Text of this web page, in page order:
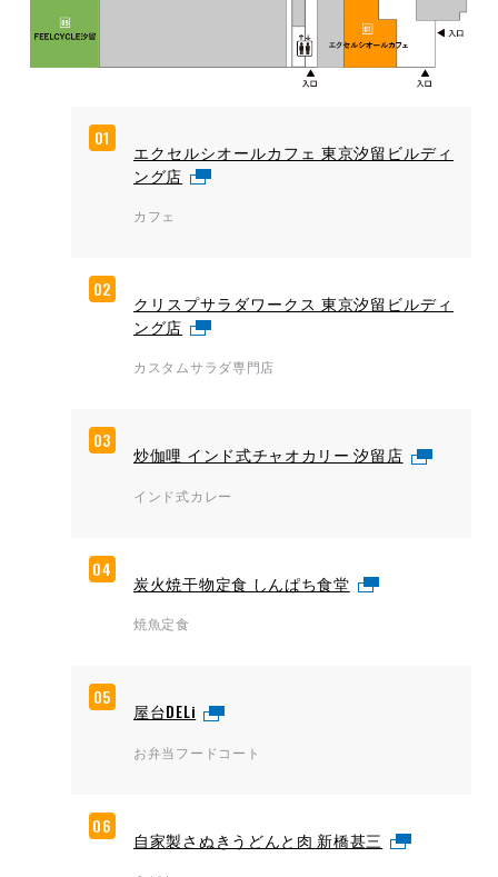
01
エクセルシオールカフェ 東京汐留ビルディ
ング店
カフェ
02
クリスプサラダワークス 東京汐留ビルディ
ング店
カスタムサラダ専門店
03
炒伽哩 インド式チャオカリー 汐留店
インド式カレー
04
炭火焼干物定食 しんぱち食堂
焼魚定食
05
屋台DELi
お弁当フードコート
06
自家製さぬきうどんと肉 新橋甚三